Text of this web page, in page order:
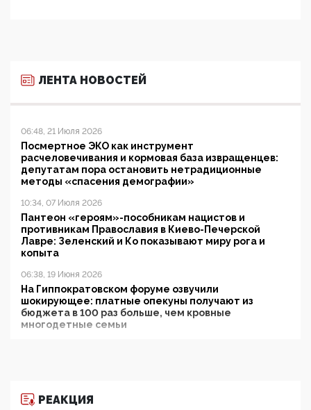
ЛЕНТА НОВОСТЕЙ
06:48, 21 Июля 2026
Посмертное ЭКО как инструмент
расчеловечивания и кормовая база извращенцев:
депутатам пора остановить нетрадиционные
методы «спасения демографии»
10:34, 07 Июля 2026
Пантеон «героям»-пособникам нацистов и
противникам Православия в Киево-Печерской
Лавре: Зеленский и Ко показывают миру рога и
копыта
06:38, 19 Июня 2026
На Гиппократовском форуме озвучили
шокирующее: платные опекуны получают из
бюджета в 100 раз больше, чем кровные
многодетные семьи
11:53, 09 Июня 2026
РЕАКЦИЯ